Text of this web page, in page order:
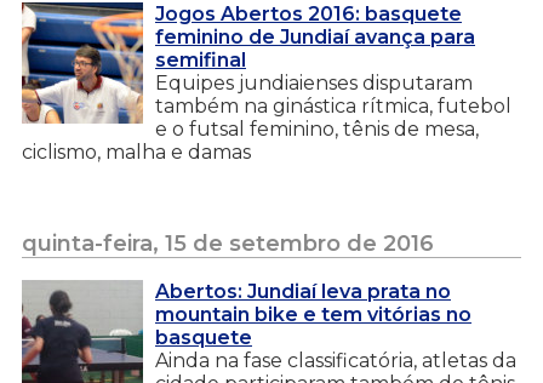
Jogos Abertos 2016: basquete
feminino de Jundiaí avança para
semifinal
Equipes jundiaienses disputaram
também na ginástica rítmica, futebol
e o futsal feminino, tênis de mesa,
ciclismo, malha e damas
quinta-feira, 15 de setembro de 2016
Abertos: Jundiaí leva prata no
mountain bike e tem vitórias no
basquete
Ainda na fase classificatória, atletas da